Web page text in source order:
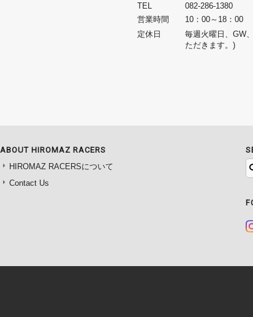
TEL
082-286-1380
営業時間
10：00～18：00
定休日
毎週火曜日、GW
ただきます。)
ABOUT HIROMAZ RACERS
HIROMAZ RACERSについて
Contact Us